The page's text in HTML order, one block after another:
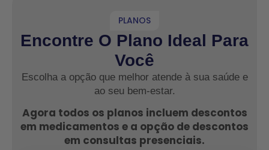
PLANOS
Encontre O Plano Ideal Para
Você
Escolha a opção que melhor atende à sua saúde e
ao seu bem-estar.
Agora todos os planos incluem descontos
em medicamentos e a opção de descontos
em consultas presenciais.